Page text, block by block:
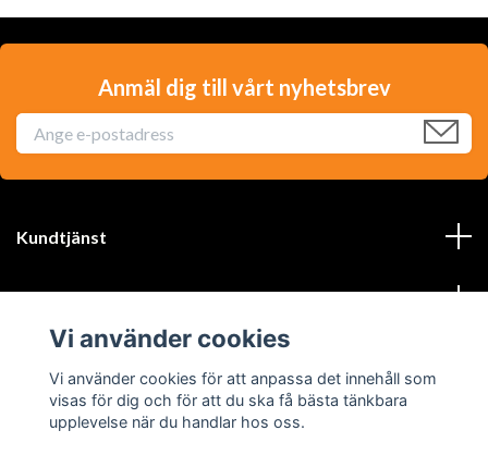
Anmäl dig till vårt nyhetsbrev
Kundtjänst
Läs mer
Vi använder cookies
Vi använder cookies för att anpassa det innehåll som
visas för dig och för att du ska få bästa tänkbara
upplevelse när du handlar hos oss.